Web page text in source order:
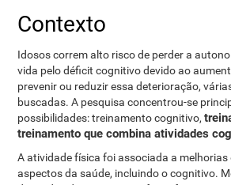
Contexto
Idosos correm alto risco de perder a
vida pelo déficit cognitivo devido ao
prevenir ou reduzir essa deterioração,
buscadas. A pesquisa concentrou-se
possibilidades: treinamento cognitivo,
treinamento que combina atividades
A atividade física foi associada a melhorias
aspectos da saúde, incluindo o cognitivo.